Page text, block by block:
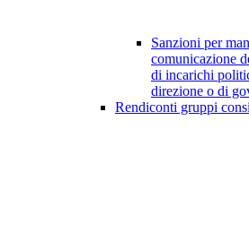
Sanzioni per
comunicazione
di incarichi
direzione o di
Rendiconti gruppi